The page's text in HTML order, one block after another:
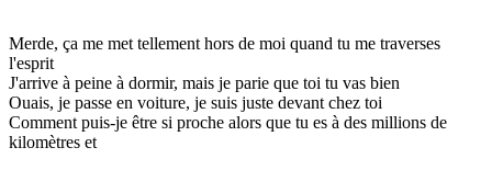
Merde, ça me met tellement hors de moi quand tu me traverses
l'esprit
J'arrive à peine à dormir, mais je parie que toi tu vas bien
Ouais, je passe en voiture, je suis juste devant chez toi
Comment puis-je être si proche alors que tu es à des millions de
kilomètres et